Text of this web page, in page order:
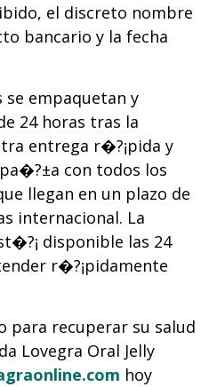
el discreto nombre
bancario y la fecha
empaquetan y
24 horas tras la
entrega r�?¡pida y
con todos los
llegan en un plazo de
internacional. La
disponible las 24
r�?¡pidamente
para recuperar su salud
Lovegra Oral Jelly
hoy